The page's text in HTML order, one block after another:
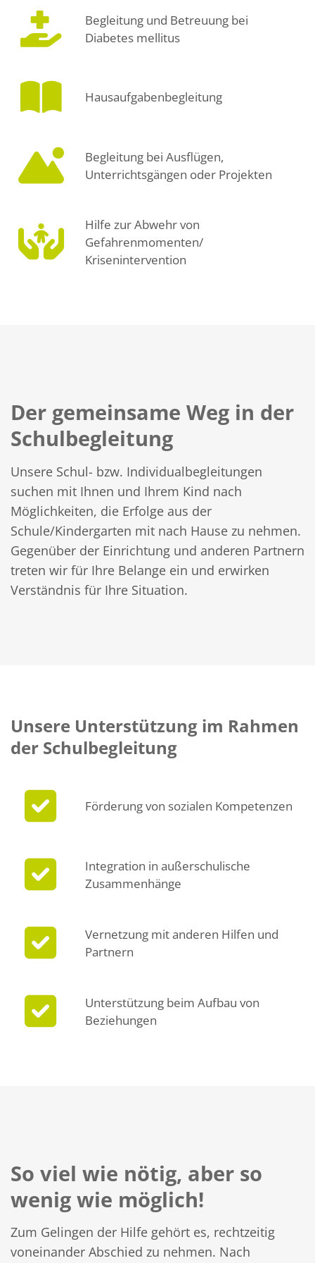
Begleitung und Betreuung bei
Diabetes mellitus
Hausaufgabenbegleitung
Begleitung bei Ausflügen,
Unterrichtsgängen oder Projekten
Hilfe zur Abwehr von
Gefahrenmomenten/
Krisenintervention
Der gemeinsame Weg in der
Schulbegleitung
Unsere Schul- bzw. Individualbegleitungen
suchen mit Ihnen und Ihrem Kind nach
Möglichkeiten, die Erfolge aus der
Schule/Kindergarten mit nach Hause zu nehmen.
Gegenüber der Einrichtung und anderen Partnern
treten wir für Ihre Belange ein und erwirken
Verständnis für Ihre Situation.
Unsere Unterstützung im Rahmen
der Schulbegleitung
Förderung von sozialen Kompetenzen
Integration in außerschulische
Zusammenhänge
Vernetzung mit anderen Hilfen und
Partnern
Unterstützung beim Aufbau von
Beziehungen
So viel wie nötig, aber so
wenig wie möglich!
Zum Gelingen der Hilfe gehört es, rechtzeitig
voneinander Abschied zu nehmen. Nach